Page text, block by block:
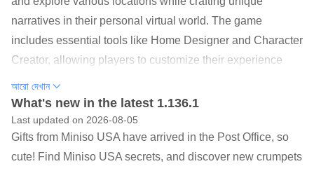
narratives in their personal virtual world. The game
includes essential tools like Home Designer and Character
Creator, allowing players to customize their experience
locations and over 40 characters available upon
download, players can explore diverse settings from hair
salons to shopping malls in Bop City. The game features
weekly Friday gifts at the Post Office and regular updates
আরো দেখান
What's new in the latest 1.136.1
Last updated on 2026-08-05
Gifts from Miniso USA have arrived in the Post Office, so
cute! Find Miniso USA secrets, and discover new crumpets